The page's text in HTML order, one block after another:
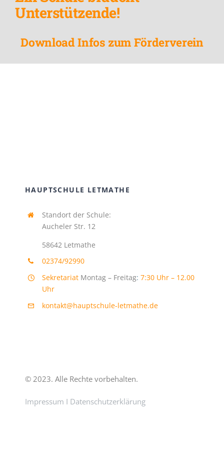
Unterstützende!
Download Infos zum Förderverein
HAUPTSCHULE LETMATHE
Standort der Schule:
Aucheler Str. 12
58642 Letmathe
02374/92990
Sekretariat Montag – Freitag: 7:30 Uhr – 12.00
Uhr
kontakt@hauptschule-letmathe.de
© 2023. Alle Rechte vorbehalten.
Impressum I Datenschutzerklärung